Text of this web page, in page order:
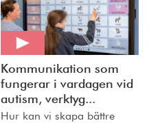
Kommunikation som
fungerar i vardagen vid
autism, verktyg...
Hur kan vi skapa bättre